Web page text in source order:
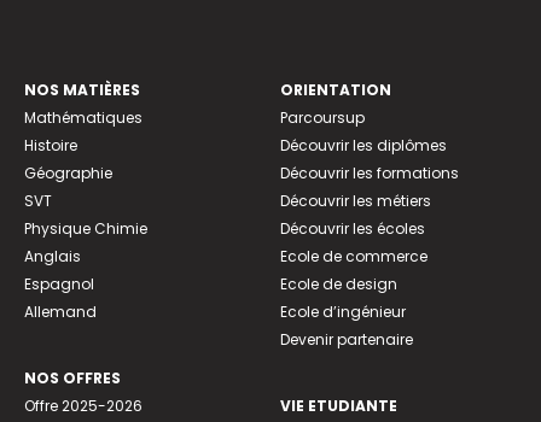
NOS MATIÈRES
Mathématiques
Histoire
Géographie
SVT
Physique Chimie
Anglais
Espagnol
Allemand
NOS OFFRES
Offre 2025-2026
ORIENTATION
Parcoursup
Découvrir les diplômes
Découvrir les formations
Découvrir les métiers
Découvrir les écoles
Ecole de commerce
Ecole de design
Ecole d’ingénieur
Devenir partenaire
VIE ETUDIANTE